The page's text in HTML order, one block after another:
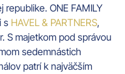
ONE FAMILY
s HAVEL & PARTNERS,
S majetkom pod správou
sedemnástich
patrí k najväčším